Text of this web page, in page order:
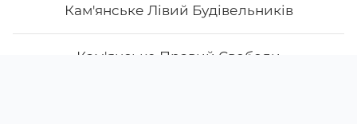
Кам'янське Лівий Будівельників
Кам'янське Правий Свободи